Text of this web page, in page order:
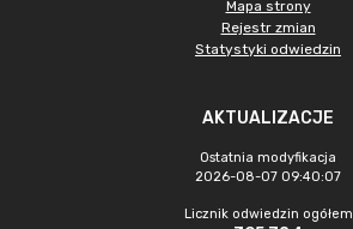
Mapa strony
Rejestr zmian
Statystyki odwiedzin
AKTUALIZACJE
Ostatnia modyfikacja
2026-08-07 09:40:07
Licznik odwiedzin ogółem